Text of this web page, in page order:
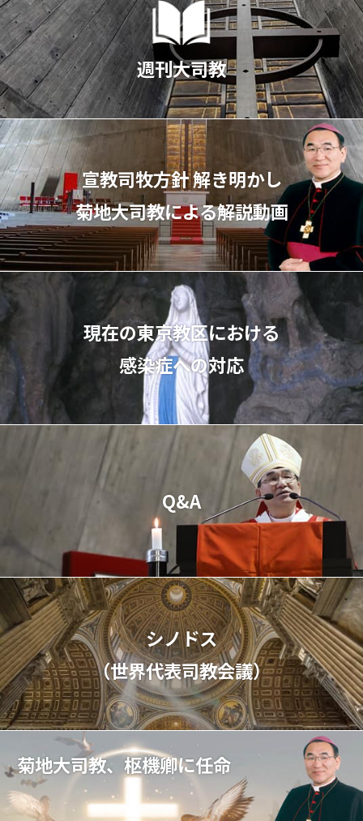
週刊大司教
宣教司牧⽅針 解き明かし
菊地⼤司教による解説動画
現在の東京教区における
感染症への対応
Q&A
シノドス
（世界代表司教会議）
菊地大司教、枢機卿に任命